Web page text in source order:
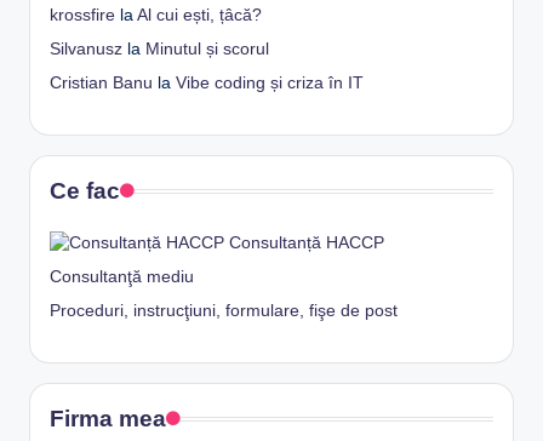
krossfire la Al cui ești, țâcă?
Silvanusz la Minutul și scorul
Cristian Banu la Vibe coding și criza în IT
Ce fac
Consultanță HACCP
Consultanţă mediu
Proceduri, instrucţiuni, formulare, fişe de post
Firma mea